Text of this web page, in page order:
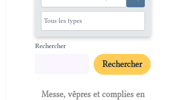
Rechercher
Rechercher
Messe, vêpres et complies en